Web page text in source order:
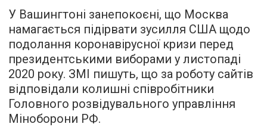
У Вашингтоні занепокоєні, що Москва
намагається підірвати зусилля США щодо
подолання коронавірусної кризи перед
президентськими виборами у листопаді
2020 року. ЗМІ пишуть, що за роботу сайтів
відповідали колишні співробітники
Головного розвідувального управління
Міноборони РФ.